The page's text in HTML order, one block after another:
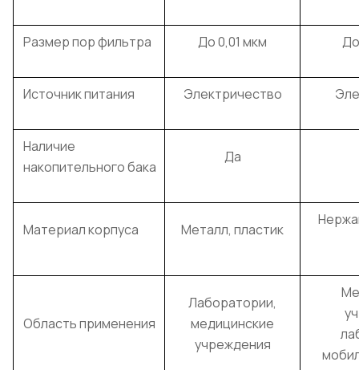
Размер пор фильтра До 0,01 мкм
Источник питания Электричество
Наличие
накопительного бака
Да
Материал корпуса Металл, пластик
Область применения
Лаборатории,
медицинские
учреждения